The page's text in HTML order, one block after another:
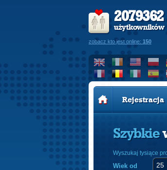
2079362
użytkowników
zobacz kto jest online: 150
Rejestracja
Szybkie
Wyszukaj tysiące
Wiek od